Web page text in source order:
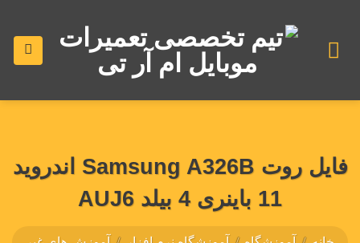
محتوا
فایل روت Samsung A326B اندروید
11 باینری 4 بیلد AUJ6